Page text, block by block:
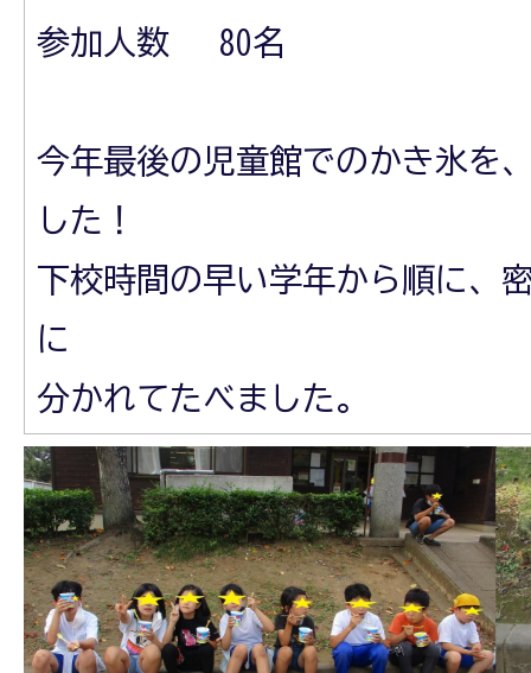
参加人数 80名
今年最後の児童館でのかき氷を
した！
下校時間の早い学年から順に、
に
分かれてたべました。